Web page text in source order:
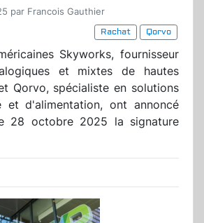
par Francois Gauthier
Rachat
Qorvo
Skyworks, fournisseur
et mixtes de hautes
Qorvo, spécialiste en solutions
et d'alimentation, ont annoncé
28 octobre 2025 la signature